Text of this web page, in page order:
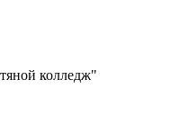
колледж"